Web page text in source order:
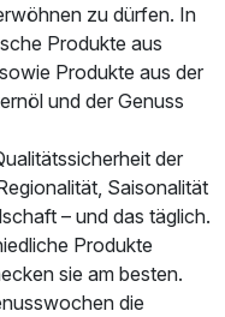
zu dürfen. In
Produkte aus
Produkte aus der
und der Genuss
der
Saisonalität
– und das täglich.
Produkte
sie am besten.
die